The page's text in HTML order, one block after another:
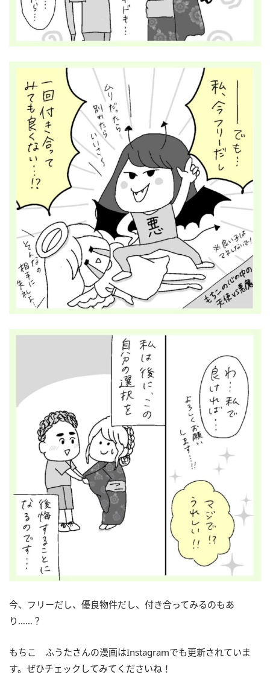
今、フリーだし、優良物件だし、付き合ってみるのもあ
り……？
もちこ ふうたさんの漫画はInstagramでも更新されていま
す。ぜひチェックしてみてくださいね！